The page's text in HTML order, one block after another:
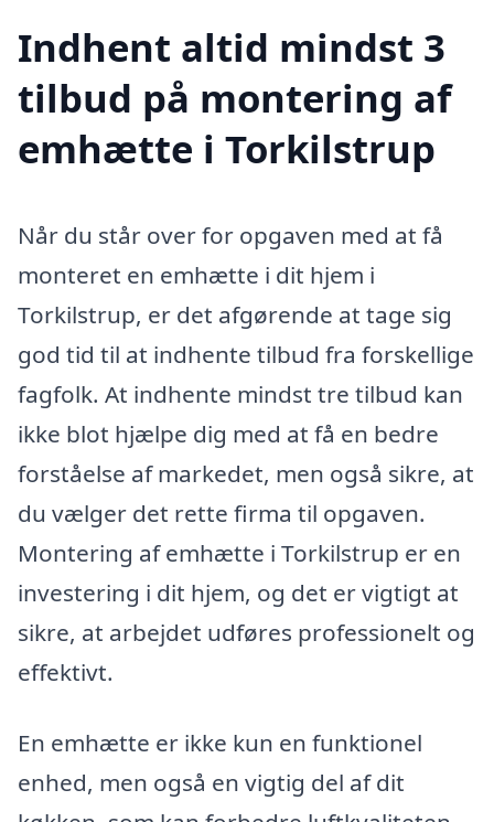
Indhent altid mindst 3
tilbud på montering af
emhætte i Torkilstrup
Når du står over for opgaven med at få
monteret en emhætte i dit hjem i
Torkilstrup, er det afgørende at tage sig
god tid til at indhente tilbud fra forskellige
fagfolk. At indhente mindst tre tilbud kan
ikke blot hjælpe dig med at få en bedre
forståelse af markedet, men også sikre, at
du vælger det rette firma til opgaven.
Montering af emhætte i Torkilstrup er en
investering i dit hjem, og det er vigtigt at
sikre, at arbejdet udføres professionelt og
effektivt.
En emhætte er ikke kun en funktionel
enhed, men også en vigtig del af dit